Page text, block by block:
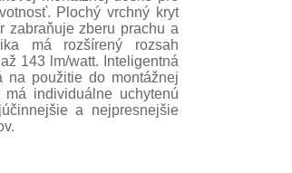
Plochý vrchný kryt
zabraňuje zberu prachu a
má rozšírený rozsah
143 lm/watt. Inteligentná
na použitie do montážnej
individuálne uchytenú
a nejpresnejšie